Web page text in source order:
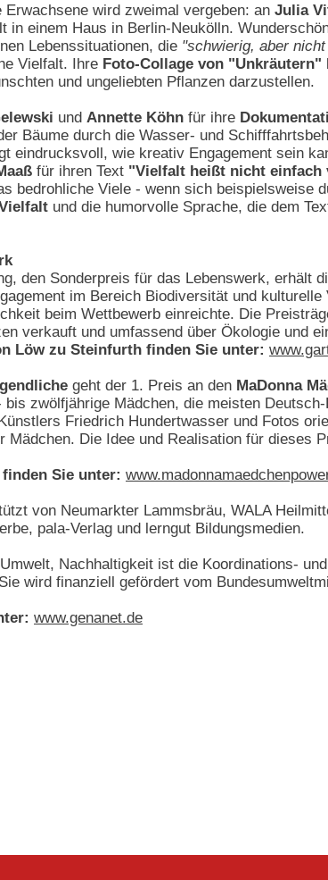
wird zweimal vergeben: an Julia
in einem Haus in Berlin-Neukölln.
Lebenssituationen, die "schwierig, aber
Vielfalt. Ihre Foto-Collage von "Unkräutern"
und ungeliebten Pflanzen darzustellen.
und Annette Köhn für ihre
Bäume durch die Wasser- und
eindrucksvoll, wie kreativ Engagement sein
für ihren Text "Vielfalt heißt nicht einfach
bedrohliche Viele - wenn sich beispielsweise
und die humorvolle Sprache, die dem
den Sonderpreis für das Lebenswerk, erhält
im Bereich Biodiversität und
beim Wettbewerb einreichte. Die
verkauft und umfassend über Ökologie und
Löw zu Steinfurth finden Sie unter:
geht der 1. Preis an den MaDonna
bis zwölfjährige Mädchen, die meisten
Friedrich Hundertwasser und Fotos
Mädchen. Die Idee und Realisation für dieses
Sie unter:
von Neumarkter Lammsbräu, WALA
pala-Verlag und lerngut Bildungsmedien.
Nachhaltigkeit ist die Koordinations-
wird finanziell gefördert vom
www.genanet.de